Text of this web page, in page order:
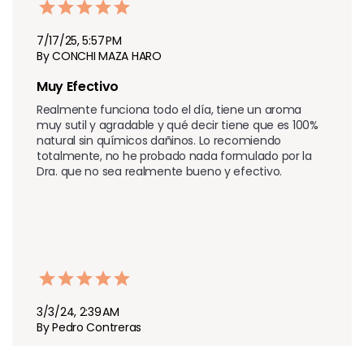
7/17/25, 5:57 PM
By CONCHI MAZA HARO
Muy Efectivo
Realmente funciona todo el día, tiene un aroma
muy sutil y agradable y qué decir tiene que es 100%
natural sin químicos dañinos. Lo recomiendo
totalmente, no he probado nada formulado por la
Dra. que no sea realmente bueno y efectivo.
3/3/24, 2:39 AM
By Pedro Contreras